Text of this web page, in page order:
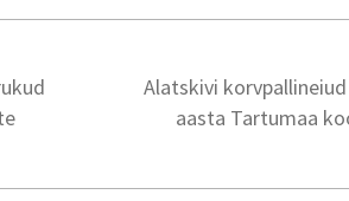
Alatskivi
aasta Tartumaa